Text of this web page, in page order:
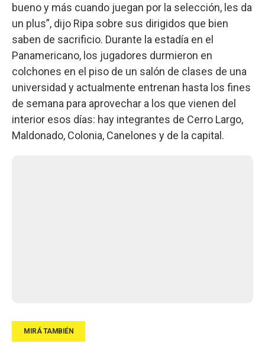
bueno y más cuando juegan por la selección, les da
un plus”, dijo Ripa sobre sus dirigidos que bien
saben de sacrificio. Durante la estadía en el
Panamericano, los jugadores durmieron en
colchones en el piso de un salón de clases de una
universidad y actualmente entrenan hasta los fines
de semana para aprovechar a los que vienen del
interior esos días: hay integrantes de Cerro Largo,
Maldonado, Colonia, Canelones y de la capital.